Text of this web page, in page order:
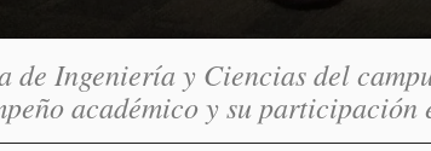
de Ingeniería y Ciencias del
académico y su